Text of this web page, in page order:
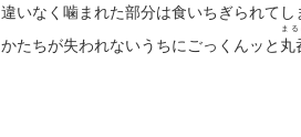
違いなく噛まれた部分は食いちぎられて
かたちが失われないうちにごっくんッと丸
ま